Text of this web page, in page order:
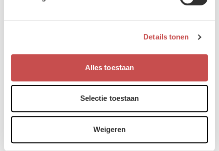
Details tonen
Alles toestaan
Selectie toestaan
Weigeren
van de Franse autoriteiten loopt ten einde